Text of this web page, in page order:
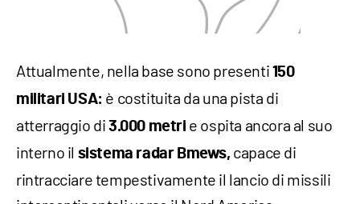
Attualmente, nella base sono presenti 150
militari USA: è costituita da una pista di
atterraggio di 3.000 metri e ospita ancora al suo
interno il sistema radar Bmews, capace di
rintracciare tempestivamente il lancio di missili